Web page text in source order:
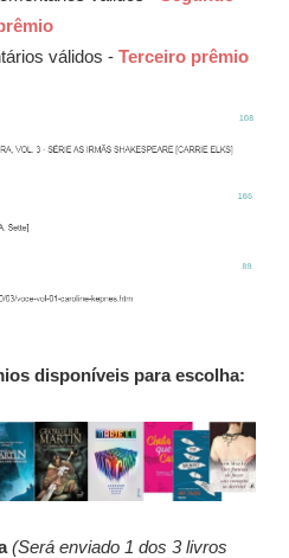
válidos - Terceiro prêmio
disponíveis para escolha:
(Será enviado 1 dos 3 livros